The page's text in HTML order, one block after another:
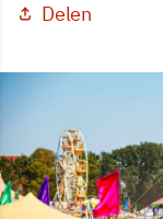
Delen